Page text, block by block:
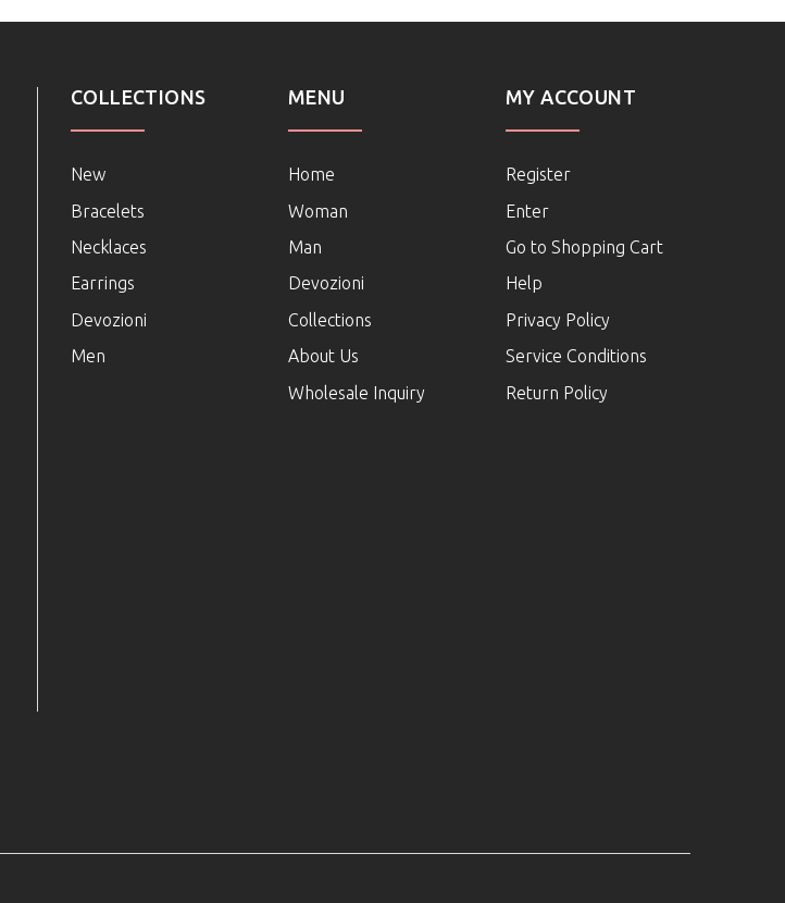
COLLECTIONS
New
Bracelets
Necklaces
Earrings
Devozioni
Men
MENU
Home
Woman
Man
Devozioni
Collections
About Us
Wholesale Inquiry
MY ACCOUNT
Register
Enter
Go to Shopping Cart
Help
Privacy Policy
Service Conditions
Return Policy